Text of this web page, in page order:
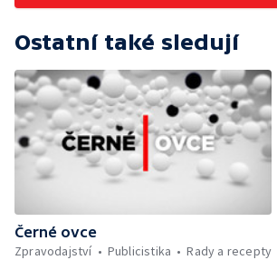
Ostatní také sledují
Černé ovce
Zpravodajství
Publicistika Rady a recepty